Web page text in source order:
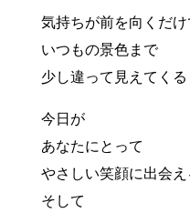
気持ちが前を向くだけ
いつもの景色まで
少し違って見えてくる
今日が
あなたにとって
やさしい笑顔に出会え
そして